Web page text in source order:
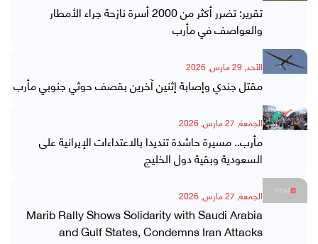
تقرير: تضرر أكثر من 2000 أسرة نازحة جراء الأمطار
والعواصف في مأرب
الأحد, 29 مارس, 2026
مقتل جندي وإصابة إثنين آخرين بقصف حوثي جنوبي مأرب
الجمعة, 27 مارس, 2026
مأرب.. مسيرة حاشدة تنديدا بالاعتداءات الإيرانية على
السعودية وبقية دول الخليج
الجمعة, 27 مارس, 2026
Marib Rally Shows Solidarity with Saudi Arabia
and Gulf States, Condemns Iran Attacks